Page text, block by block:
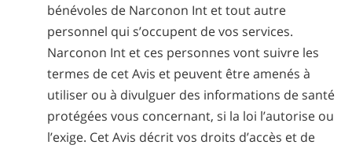
bénévoles de Narconon Int et tout autre
personnel qui s’occupent de vos services.
Narconon Int et ces personnes vont suivre les
termes de cet Avis et peuvent être amenés à
utiliser ou à divulguer des informations de santé
protégées vous concernant, si la loi l’autorise ou
l’exige. Cet Avis décrit vos droits d’accès et de